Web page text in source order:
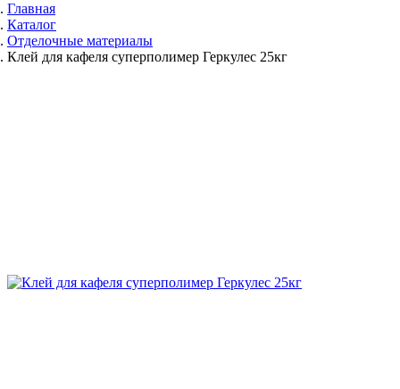
Главная
Каталог
Отделочные материалы
Клей для кафеля суперполимер Геркулес 25кг